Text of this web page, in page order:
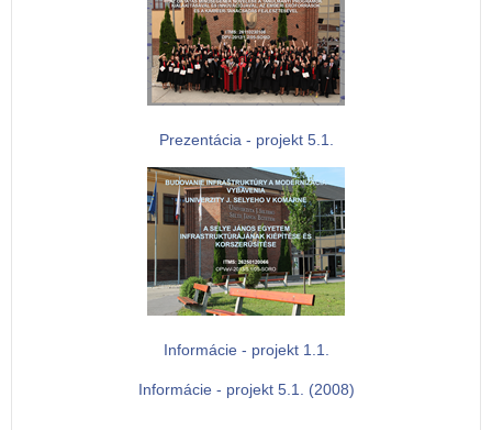
Prezentácia - projekt 5.1.
Informácie - projekt 1.1.
Informácie - projekt 5.1. (2008)